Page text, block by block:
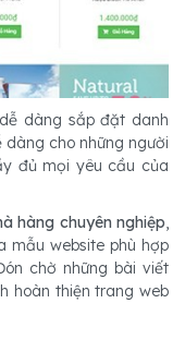
dàng sắp đặt danh
cho những người
đủ mọi yêu cầu của
hàng chuyên nghiệp,
mẫu website phù hợp
chờ những bài viết
hoàn thiện trang web